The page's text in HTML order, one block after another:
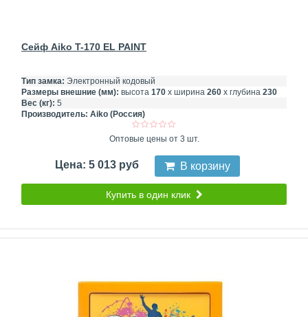
Сейф Aiko T-170 EL PAINT
Тип замка: Электронный кодовый
Размеры внешние (мм): высота 170 х ширина 260 х глубина 230
Вес (кг): 5
Производитель: Aiko (Россия)
Оптовые цены от 3 шт.
Цена: 5 013 руб В корзину
Купить в один клик